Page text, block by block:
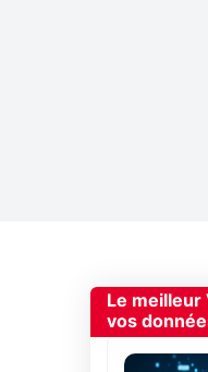
Le meilleur
vos